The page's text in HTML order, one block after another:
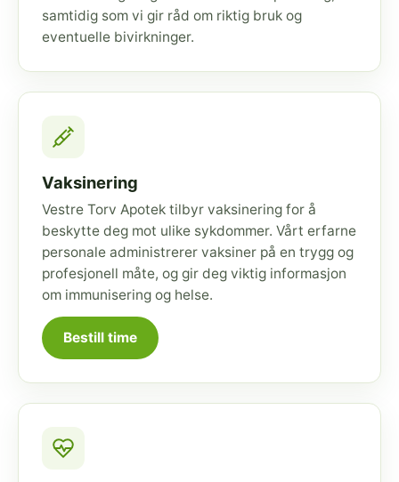
samtidig som vi gir råd om riktig bruk og
eventuelle bivirkninger.
Vaksinering
Vestre Torv Apotek tilbyr vaksinering for å
beskytte deg mot ulike sykdommer. Vårt erfarne
personale administrerer vaksiner på en trygg og
profesjonell måte, og gir deg viktig informasjon
om immunisering og helse.
Bestill time